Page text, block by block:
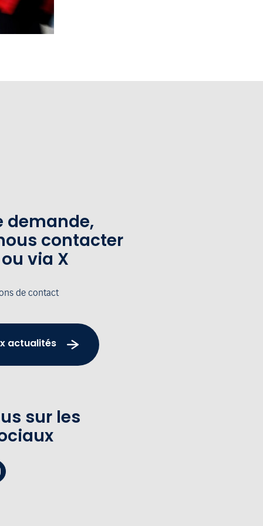
demande,
contacter
via X
de contact
actualités
sur les